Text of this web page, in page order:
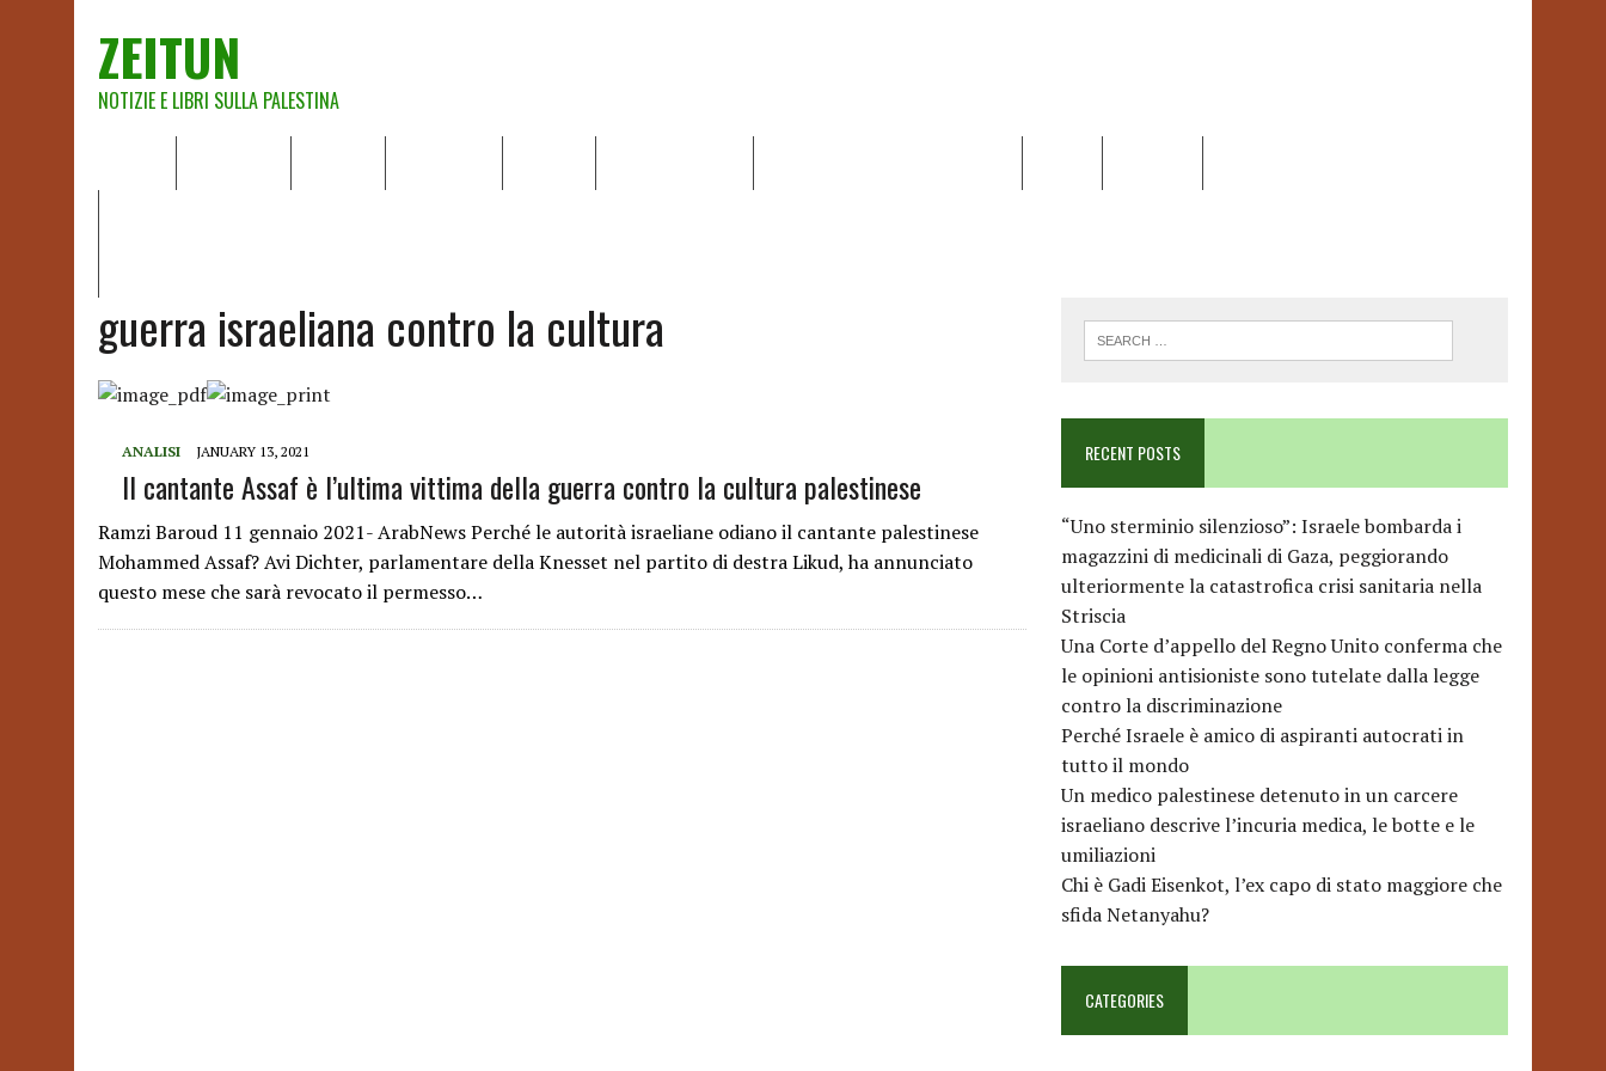
ZEITUN
NOTIZIE E LIBRI SULLA PALESTINA
guerra israeliana contro la cultura
ANALISI JANUARY 13, 2021
Il cantante Assaf è l’ultima vittima della guerra contro la cultura palestinese
Ramzi Baroud 11 gennaio 2021- ArabNews Perché le autorità israeliane odiano il cantante palestinese
Mohammed Assaf? Avi Dichter, parlamentare della Knesset nel partito di destra Likud, ha annunciato
questo mese che sarà revocato il permesso…
RECENT POSTS
“Uno sterminio silenzioso”: Israele bombarda i
magazzini di medicinali di Gaza, peggiorando
ulteriormente la catastrofica crisi sanitaria nella
Striscia
Una Corte d’appello del Regno Unito conferma che
le opinioni antisioniste sono tutelate dalla legge
contro la discriminazione
Perché Israele è amico di aspiranti autocrati in
tutto il mondo
Un medico palestinese detenuto in un carcere
israeliano descrive l’incuria medica, le botte e le
umiliazioni
Chi è Gadi Eisenkot, l’ex capo di stato maggiore che
sfida Netanyahu?
CATEGORIES